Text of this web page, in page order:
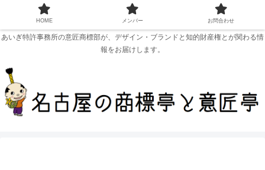
あいぎ特許事務所の意匠商標部が、デザイン・ブランドと知的財産権とが関わる情
報をお届けします。
HOME メンバー お問合わせ